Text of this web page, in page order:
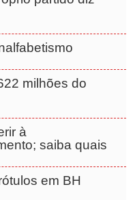
milhões do
à
saiba quais
em BH